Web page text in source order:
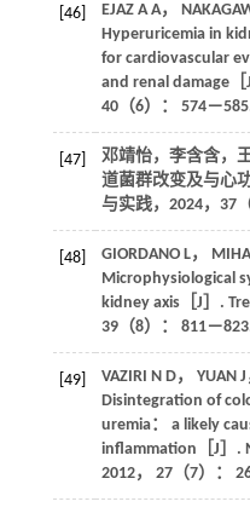
[46] EJAZ A A，
Hyperuricemia in
for cardiovascular
and renal damage［
40（6）： 574－
[47]
邓靖怡，李含含，
道菌群改变及与心
与实践， 2024， 37
[48] GIORDANO L，
Microphysiological
kidney axis［J］.
39（8）： 811－
[49] VAZIRI N D， YUAN J
Disintegration of
uremia： a likely
inflammation［J］.
2012， 27（7）：